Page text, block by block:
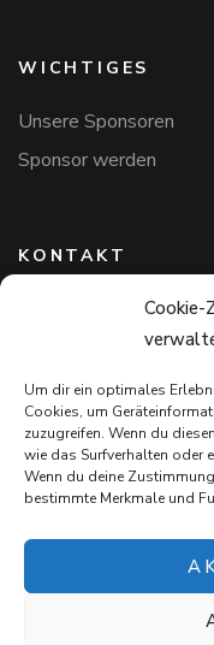
Cookie-
Um dir ein optimales
Cookies, um
zuzugreifen. Wenn du
wie das Surfverhalten oder
Wenn du deine
bestimmte Merkmale und
WICHTIGES
Unsere Sponsoren
Sponsor werden
KONTAKT
Hundefreunde in
Markus Willi Ebert
97711 Maßbach
+49 172 85 64 937